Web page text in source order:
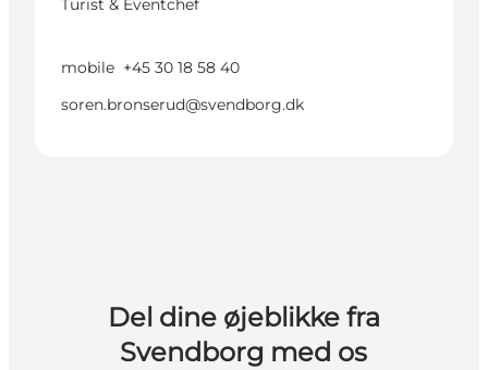
Turist & Eventchef
mobile +45 30 18 58 40
soren.bronserud@svendborg.dk
Del dine øjeblikke fra
Svendborg med os